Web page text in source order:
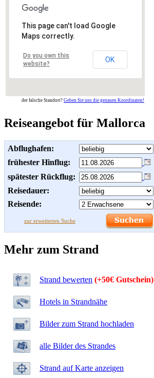
This page can't load Google
Maps correctly.
Do you own this
website?
OK
der falsche Standort? Geben Sie uns die genauen Koordinaten!
Reiseangebot für Mallorca
Abflughafen:
frühester Hinflug:
spätester Rückflug:
Reisedauer:
Reisende:
zur erweiterten Suche
Mehr zum Strand
Strand bewerten (+50€ Gutschein)
Hotels in Strandnähe
Bilder zum Strand hochladen
alle Bilder des Strandes
Strand auf Karte anzeigen